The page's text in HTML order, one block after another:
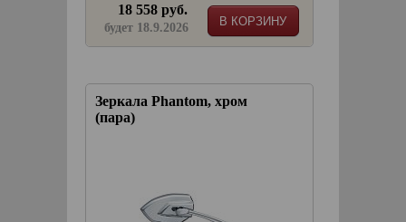
В КОРЗИНУ
18 558 руб.
будет 18.9.2026
Зеркала Phantom, хром
(пара)